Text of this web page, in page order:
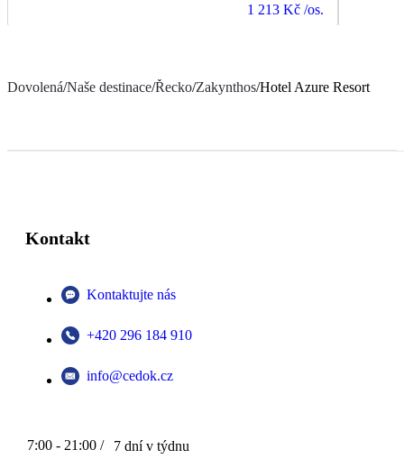
1 213 Kč /os.
Dovolená/Naše destinace/Řecko/Zakynthos/Hotel Azure Resort
Kontakt
Kontaktujte nás
+420 296 184 910
info@cedok.cz
7:00 - 21:00 / 7 dní v týdnu